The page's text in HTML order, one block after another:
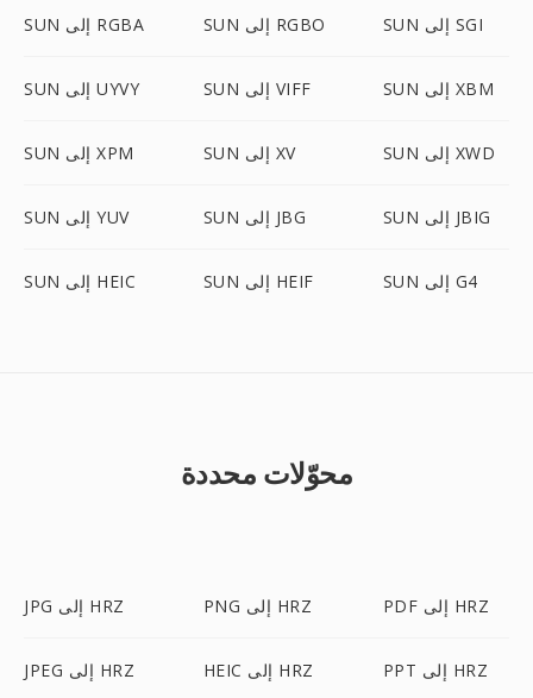
SUN إلى RGBA SUN إلى RGBO SUN إلى SGI
SUN إلى UYVY SUN إلى VIFF SUN إلى XBM
SUN إلى XPM SUN إلى XV SUN إلى XWD
SUN إلى YUV SUN إلى JBG SUN إلى JBIG
SUN إلى HEIC SUN إلى HEIF SUN إلى G4
محوّلات محددة
JPG إلى HRZ PNG إلى HRZ PDF إلى HRZ
JPEG إلى HRZ HEIC إلى HRZ PPT إلى HRZ